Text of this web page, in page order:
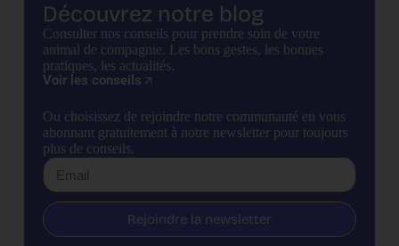
Découvrez notre blog
Consulter nos conseils pour prendre soin de votre
animal de compagnie. Les bons gestes, les bonnes
pratiques, les actualités.
Voir les conseils
Ou choisissez de rejoindre notre communauté en vous
abonnant gratuitement à notre newsletter pour toujours
plus de conseils.
Rejoindre la newsletter